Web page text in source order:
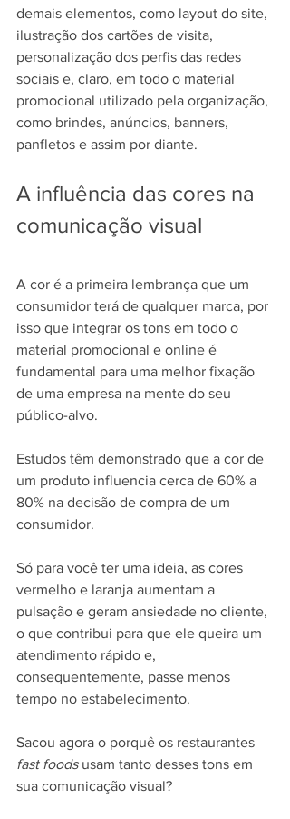
demais elementos, como layout do site,
ilustração dos cartões de visita,
personalização dos perfis das redes
sociais e, claro, em todo o material
promocional utilizado pela organização,
como brindes, anúncios, banners,
panfletos e assim por diante.
A influência das cores na
comunicação visual
A cor é a primeira lembrança que um
consumidor terá de qualquer marca, por
isso que integrar os tons em todo o
material promocional e online é
fundamental para uma melhor fixação
de uma empresa na mente do seu
público-alvo.
Estudos têm demonstrado que a cor de
um produto influencia cerca de 60% a
80% na decisão de compra de um
consumidor.
Só para você ter uma ideia, as cores
vermelho e laranja aumentam a
pulsação e geram ansiedade no cliente,
o que contribui para que ele queira um
atendimento rápido e,
consequentemente, passe menos
tempo no estabelecimento.
Sacou agora o porquê os restaurantes
fast foods usam tanto desses tons em
sua comunicação visual?